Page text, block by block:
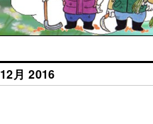
12月 2016